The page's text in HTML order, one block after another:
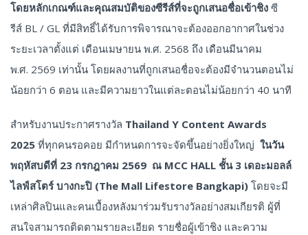
โดยหลักเกณฑ์และคุณสมบัติของซีรีส์ที่จะถูกเสนอชื่อเข้าชิง ซี
รีส์ BL / GL ที่มีสิทธิ์ได้รับการพิจารณาจะต้องออกอากาศในช่วง
ระยะเวลาตั้งแต่ เดือนเมษายน พ.ศ. 2568 ถึง เดือนมีนาคม
พ.ศ. 2569 เท่านั้น โดยผลงานที่ถูกเสนอชื่อจะต้องมีจำนวนตอนไม่
น้อยกว่า 6 ตอน และมีความยาวในแต่ละตอนไม่น้อยกว่า 40 นาที
สำหรับงานประกาศรางวัล Thailand Y Content Awards
2025 ที่ทุกคนรอคอย มีกำหนดการจะจัดขึ้นอย่างยิ่งใหญ่ ในวัน
พฤหัสบดีที่ 23 กรกฎาคม 2569 ณ MCC HALL ชั้น 3 เดอะมอลล์
ไลฟ์สโตร์ บางกะปิ (The Mall Lifestore Bangkapi) โดยจะมี
เหล่าศิลปินและคนเบื้องหลังมาร่วมรับรางวัลอย่างสมเกียรติ ผู้ที่
สนใจสามารถติดตามรายละเอียด รายชื่อผู้เข้าชิง และความ